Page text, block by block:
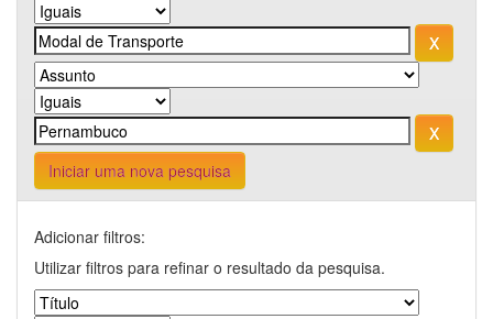
Iniciar uma nova pesquisa
Adicionar filtros:
Utilizar filtros para refinar o resultado da pesquisa.